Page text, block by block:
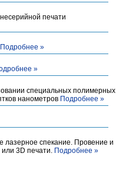
печати
Подробнее »
»
специальных полимерных
нанометров Подробнее »
лазерное спекание. Провение и
3D печати. Подробнее »